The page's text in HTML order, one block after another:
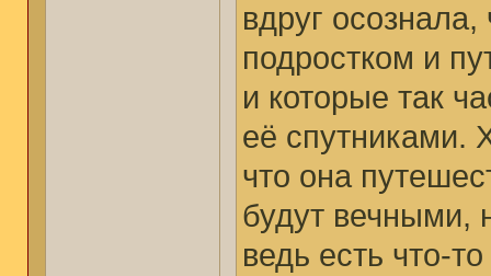
вдруг осознала,
подростком и
и которые так
её спутниками.
что она
будут вечными,
ведь есть что-